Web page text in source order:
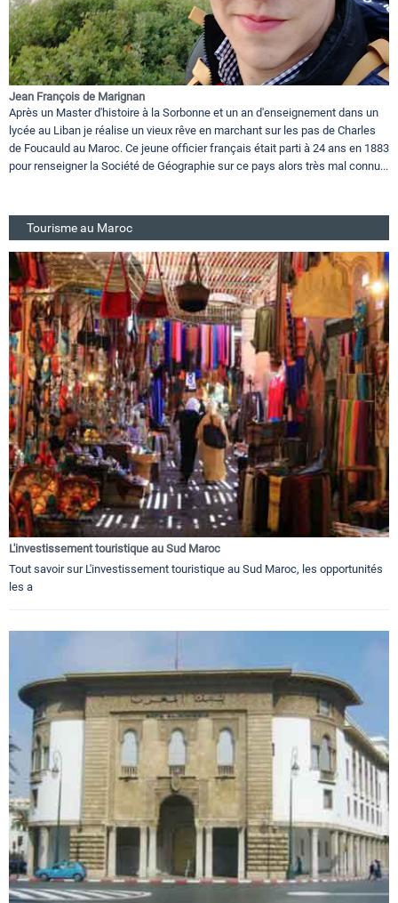
Jean François de Marignan
Après un Master d'histoire à la Sorbonne et un an d'enseignement dans un
lycée au Liban je réalise un vieux rêve en marchant sur les pas de Charles
de Foucauld au Maroc. Ce jeune officier français était parti à 24 ans en 1883
pour renseigner la Société de Géographie sur ce pays alors très mal connu...
Tourisme au Maroc
L'investissement touristique au Sud Maroc
Tout savoir sur L'investissement touristique au Sud Maroc, les opportunités
les a